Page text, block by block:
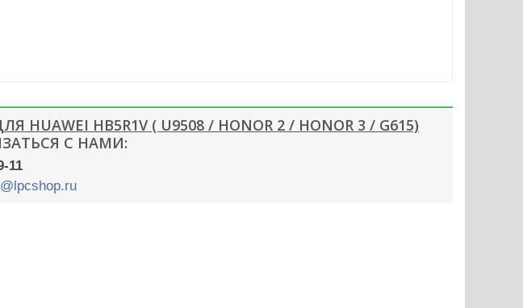
HB5R1V ( U9508 / HONOR 2 / HONOR 3 / G615)
С НАМИ:
11